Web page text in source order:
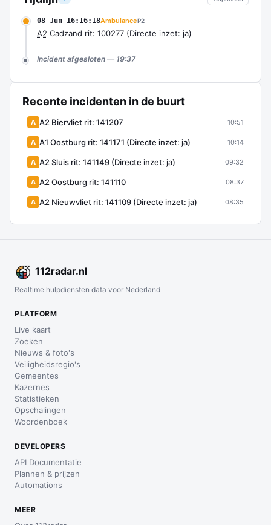
08 Jun 16:16:18AmbulanceP2
A2 Cadzand rit: 100277 (Directe inzet: ja)
Incident afgesloten — 19:37
Recente incidenten in de buurt
A A2 Biervliet rit: 141207 10:51
A A1 Oostburg rit: 141171 (Directe inzet: ja) 10:14
A A2 Sluis rit: 141149 (Directe inzet: ja) 09:32
A A2 Oostburg rit: 141110 08:37
A A2 Nieuwvliet rit: 141109 (Directe inzet: ja) 08:35
112radar.nl
Realtime hulpdiensten data voor Nederland
PLATFORM
Live kaart
Zoeken
Nieuws & foto's
Veiligheidsregio's
Gemeentes
Kazernes
Statistieken
Opschalingen
Woordenboek
DEVELOPERS
API Documentatie
Plannen & prijzen
Automations
MEER